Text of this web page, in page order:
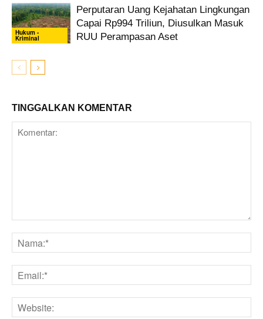
Hukum -
Kriminal
Perputaran Uang Kejahatan Lingkungan
Capai Rp994 Triliun, Diusulkan Masuk
RUU Perampasan Aset
TINGGALKAN KOMENTAR